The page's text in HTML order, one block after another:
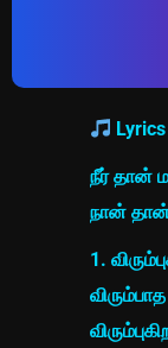
Lyrics
நீர் தான்
நான்
1.